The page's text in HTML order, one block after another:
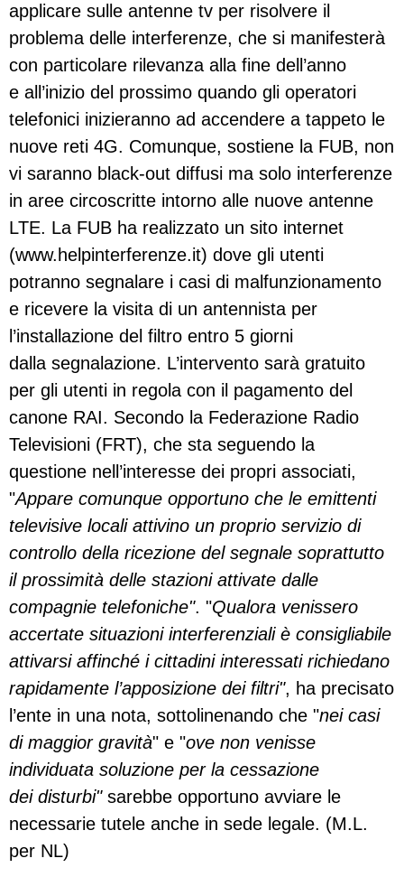
applicare sulle antenne tv per risolvere il
problema delle interferenze, che si manifesterà
con particolare rilevanza alla fine dell’anno
e all’inizio del prossimo quando gli operatori
telefonici inizieranno ad accendere a tappeto le
nuove reti 4G. Comunque, sostiene la FUB, non
vi saranno black-out diffusi ma solo interferenze
in aree circoscritte intorno alle nuove antenne
LTE. La FUB ha realizzato un sito internet
(www.helpinterferenze.it) dove gli utenti
potranno segnalare i casi di malfunzionamento
e ricevere la visita di un antennista per
l’installazione del filtro entro 5 giorni
dalla segnalazione. L’intervento sarà gratuito
per gli utenti in regola con il pagamento del
canone RAI. Secondo la Federazione Radio
Televisioni (FRT), che sta seguendo la
questione nell’interesse dei propri associati,
"Appare comunque opportuno che le emittenti
televisive locali attivino un proprio servizio di
controllo della ricezione del segnale soprattutto
il prossimità delle stazioni attivate dalle
compagnie telefoniche". "Qualora venissero
accertate situazioni interferenziali è consigliabile
attivarsi affinché i cittadini interessati richiedano
rapidamente l’apposizione dei filtri", ha precisato
l’ente in una nota, sottolinenando che "nei casi
di maggior gravità" e "ove non venisse
individuata soluzione per la cessazione
dei disturbi" sarebbe opportuno avviare le
necessarie tutele anche in sede legale. (M.L.
per NL)